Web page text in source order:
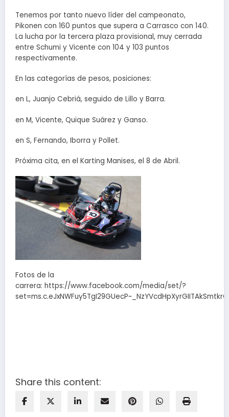
Tenemos por tanto nuevo líder del campeonato,
Pikonen con 160 puntos que supera a Carrasco con 140.
La lucha por la tercera plaza provisional, muy cerrada
entre Schumi y Vicente con 104 y 103 puntos
respectivamente.
En las categorías de pesos, posiciones:
en L, Juanjo Cebriá, seguido de Lillo y Barra.
en M, Vicente, Quique Suárez y Ganso.
en S, Fernando, Iborra y Pollet.
Próxima cita, en el Karting Manises, el 8 de Abril.
Fotos de la
carrera: https://www.facebook.com/media/set/?
Share this content: